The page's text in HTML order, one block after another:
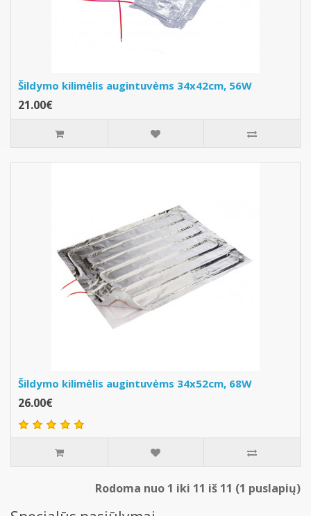
Šildymo kilimėlis augintuvėms 34x42cm, 56W
21.00€
Šildymo kilimėlis augintuvėms 34x52cm, 68W
26.00€
Rodoma nuo 1 iki 11 iš 11 (1 puslapių)